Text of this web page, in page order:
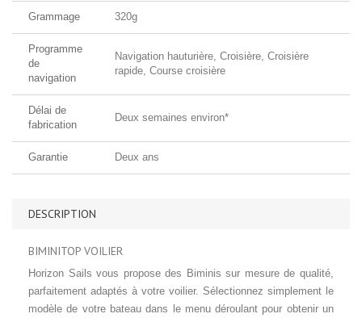
Grammage 320g
Programme
de
navigation
Navigation hauturière, Croisière, Croisière
rapide, Course croisière
Délai de
fabrication
Deux semaines environ*
Garantie Deux ans
DESCRIPTION
BIMINITOP VOILIER
Horizon Sails vous propose des Biminis sur mesure de qualité,
parfaitement adaptés à votre voilier. Sélectionnez simplement le
modèle de votre bateau dans le menu déroulant pour obtenir un